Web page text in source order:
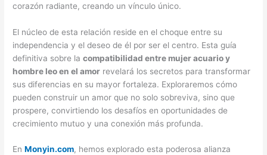
corazón radiante, creando un vínculo único.
El núcleo de esta relación reside en el choque entre su
independencia y el deseo de él por ser el centro. Esta guía
definitiva sobre lacompatibilidad entre mujer acuario y
hombre leo en el amor revelará los secretos para transformar
sus diferencias en su mayor fortaleza. Exploraremos cómo
pueden construir un amor que no solo sobreviva, sino que
prospere, convirtiendo los desafíos en oportunidades de
crecimiento mutuo y una conexión más profunda.
EnMonyin.com, hemos explorado esta poderosa alianza